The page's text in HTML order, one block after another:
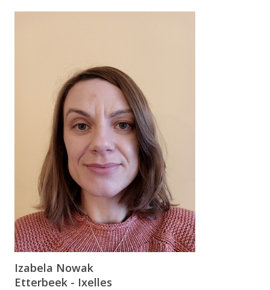
Izabela Nowak
Etterbeek - Ixelles